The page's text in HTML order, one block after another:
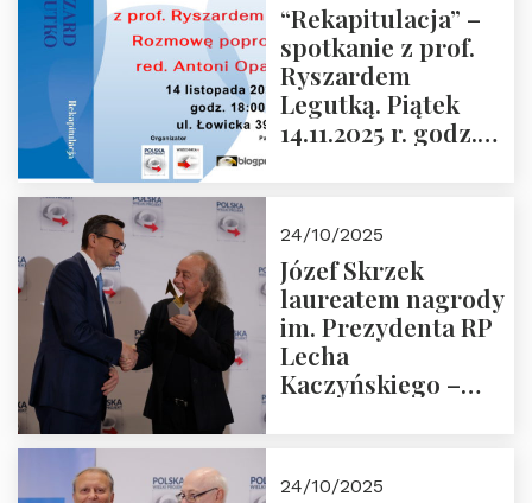
“Rekapitulacja” –
spotkanie z prof.
Ryszardem
Legutką. Piątek
14.11.2025 r. godz.
24/10/2025
Józef Skrzek
laureatem nagrody
im. Prezydenta RP
Lecha
Kaczyńskiego –
24/10/2025